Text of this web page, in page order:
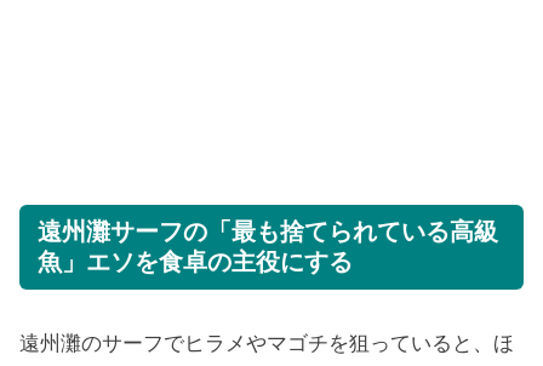
遠州灘サーフの「最も捨てられている高級
魚」エソを食卓の主役にする
遠州灘のサーフでヒラメやマゴチを狙っていると、ほ